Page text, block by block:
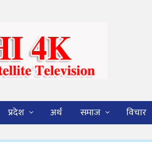
प्रदेश अर्थ समाज विचार